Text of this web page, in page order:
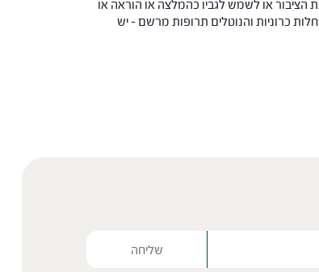
הציבור או לשמש לגביו כהמלצה או הוראה או
כרוניות והנוטלים תרופות מרשם – יש